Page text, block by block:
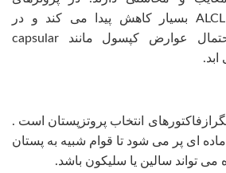
smooth ریسک کم ALCL بسیار کاهش پیدا می کند و در
پروتزهای Texture، احتمال عوارض کپسول مانند capsular
انتخاب پروتزپستان است .
ماده ای پر می شود تا قوام شبیه به پستان
می تواند سالین یا سلیکون باشد.